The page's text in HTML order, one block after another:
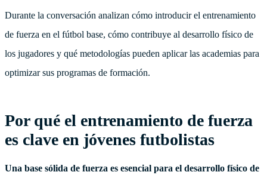
Durante la conversación analizan cómo introducir el entrenamiento
de fuerza en el fútbol base, cómo contribuye al desarrollo físico de
los jugadores y qué metodologías pueden aplicar las academias para
optimizar sus programas de formación.
Por qué el entrenamiento de fuerza
es clave en jóvenes futbolistas
Una base sólida de fuerza es esencial para el desarrollo físico de